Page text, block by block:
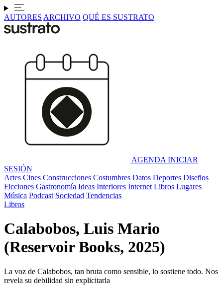
AUTORES ARCHIVO QUÉ ES SUSTRATO
AGENDA INICIAR
SESIÓN
Artes Cines Construcciones Costumbres Datos Deportes Diseños
Ficciones Gastronomía Ideas Interiores Internet Libros Lugares
Música Podcast Sociedad Tendencias
Libros
Calabobos, Luis Mario
(Reservoir Books, 2025)
La voz de Calabobos, tan bruta como sensible, lo sostiene todo. Nos
revela su debilidad sin explicitarla